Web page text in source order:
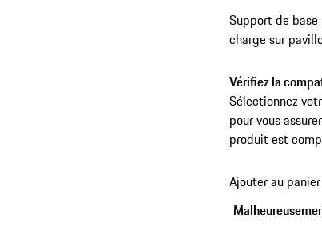
Support de
charge sur
Vérifiez la
Sélectionnez
pour vous
produit est
Ajouter au panier